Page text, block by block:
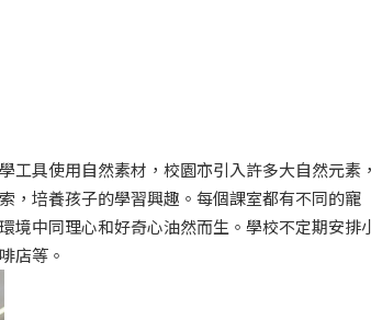
具使用自然素材，校園亦引入許多大自然元素，
，培養孩子的學習興趣。每個課室都有不同的寵
境中同理心和好奇心油然而生。學校不定期安排
店等。